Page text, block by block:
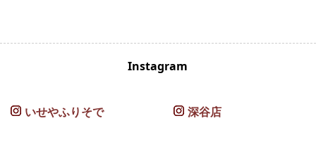
Instagram
いせやふりそで 深谷店